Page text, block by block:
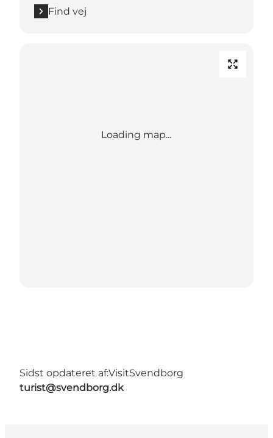
Find vej
Loading map...
Sidst opdateret af:VisitSvendborg
turist@svendborg.dk